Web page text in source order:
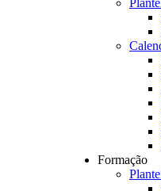
Formação